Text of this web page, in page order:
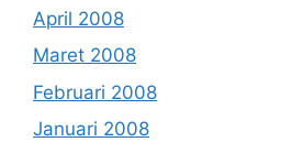
April 2008
Maret 2008
Februari 2008
Januari 2008